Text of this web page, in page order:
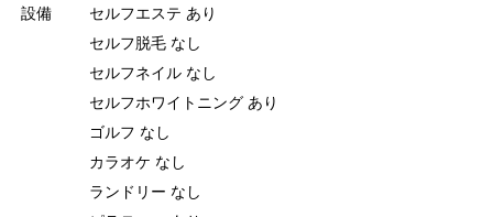
設備
セルフエステ あり
セルフ脱毛 なし
セルフネイル なし
セルフホワイトニング あり
ゴルフ なし
カラオケ なし
ランドリー なし